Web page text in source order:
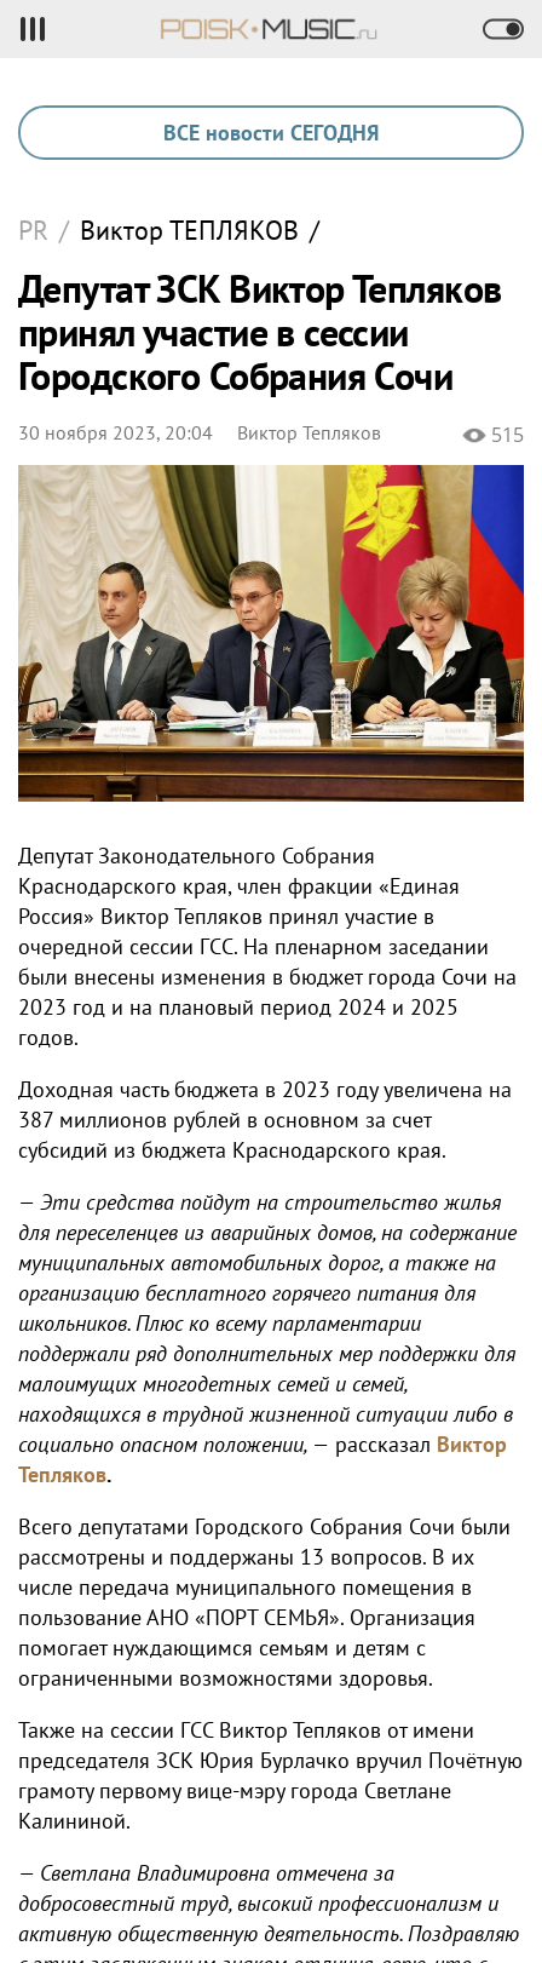
ВСЕ новости СЕГОДНЯ
PR / Виктор ТЕПЛЯКОВ /
Депутат ЗСК Виктор Тепляков
принял участие в сессии
Городского Собрания Сочи
30 ноября 2023, 20:04 Виктор Тепляков 515
Депутат Законодательного Собрания
Краснодарского края, член фракции «Единая
Россия» Виктор Тепляков принял участие в
очередной сессии ГСС. На пленарном заседании
были внесены изменения в бюджет города Сочи на
2023 год и на плановый период 2024 и 2025
годов.
Доходная часть бюджета в 2023 году увеличена на
387 миллионов рублей в основном за счет
субсидий из бюджета Краснодарского края.
— Эти средства пойдут на строительство жилья
для переселенцев из аварийных домов, на содержание
муниципальных автомобильных дорог, а также на
организацию бесплатного горячего питания для
школьников. Плюс ко всему парламентарии
поддержали ряд дополнительных мер поддержки для
малоимущих многодетных семей и семей,
находящихся в трудной жизненной ситуации либо в
социально опасном положении, — рассказал Виктор
Тепляков.
Всего депутатами Городского Собрания Сочи были
рассмотрены и поддержаны 13 вопросов. В их
числе передача муниципального помещения в
пользование АНО «ПОРТ СЕМЬЯ». Организация
помогает нуждающимся семьям и детям с
ограниченными возможностями здоровья.
Также на сессии ГСС Виктор Тепляков от имени
председателя ЗСК Юрия Бурлачко вручил Почётную
грамоту первому вице-мэру города Светлане
Калининой.
— Светлана Владимировна отмечена за
добросовестный труд, высокий профессионализм и
активную общественную деятельность. Поздравляю